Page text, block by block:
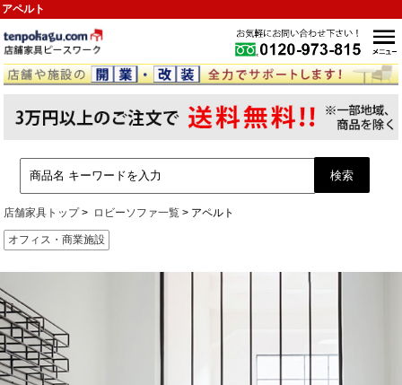
アペルト
店舗家具トップ ロビーソファ一覧 アペルト
オフィス・商業施設